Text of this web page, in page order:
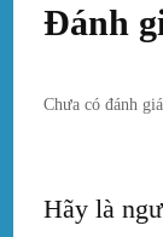
Đánh
Chưa có đánh giá
Hãy là